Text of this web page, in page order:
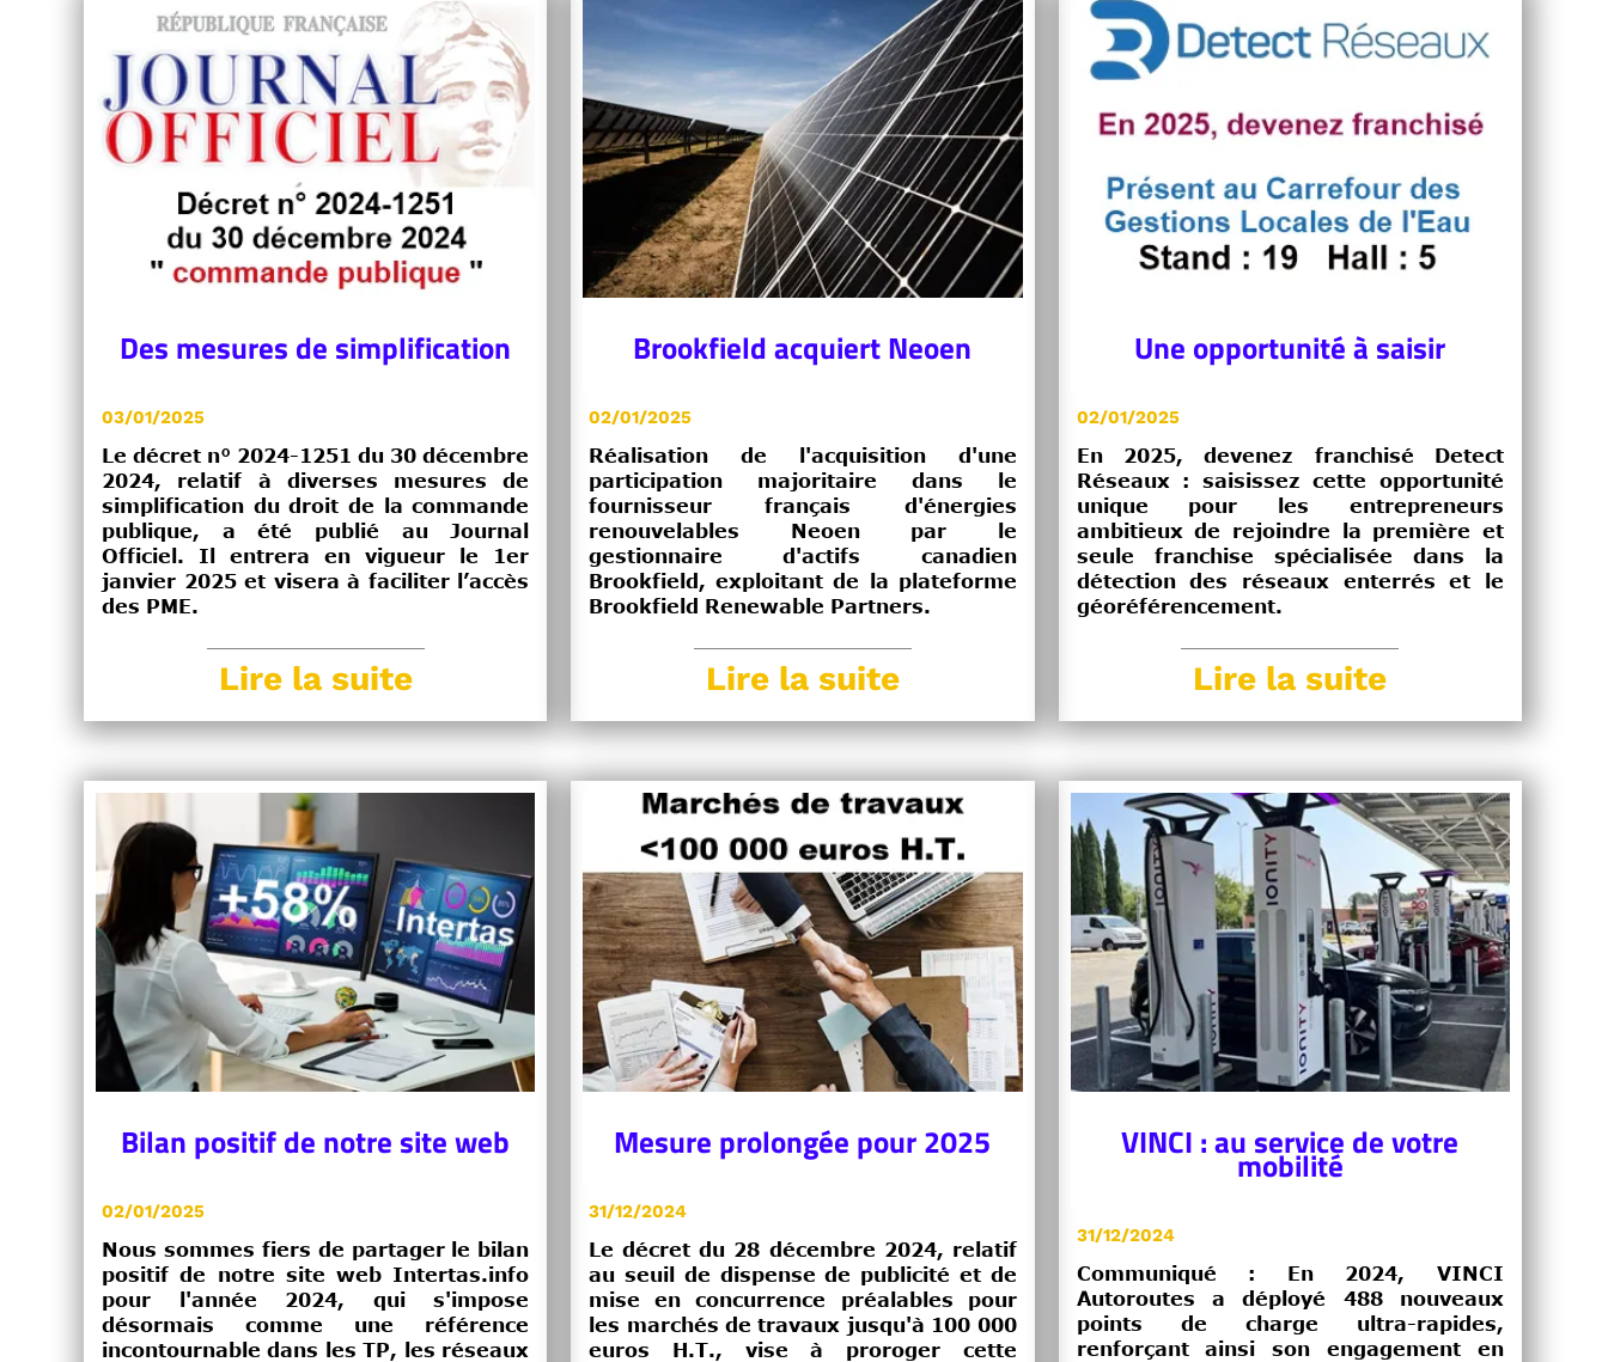
Des mesures de simplification
03/01/2025
Le décret n° 2024-1251 du 30 décembre
2024, relatif à diverses mesures de
simplification du droit de la commande
publique, a été publié au Journal
Officiel. Il entrera en vigueur le 1er
janvier 2025 et visera à faciliter l’accès
des PME.
Lire la suite
Brookfield acquiert Neoen
02/01/2025
Réalisation de l'acquisition d'une
participation majoritaire dans le
fournisseur français d'énergies
renouvelables Neoen par le
gestionnaire d'actifs canadien
Brookfield, exploitant de la plateforme
Brookfield Renewable Partners.
Lire la suite
Une opportunité à saisir
02/01/2025
En 2025, devenez franchisé Detect
Réseaux : saisissez cette opportunité
unique pour les entrepreneurs
ambitieux de rejoindre la première et
seule franchise spécialisée dans la
détection des réseaux enterrés et le
géoréférencement.
Lire la suite
Bilan positif de notre site web
02/01/2025
Nous sommes fiers de partager le bilan
positif de notre site web Intertas.info
pour l'année 2024, qui s'impose
désormais comme une référence
incontournable dans les TP, les réseaux
Mesure prolongée pour 2025
31/12/2024
Le décret du 28 décembre 2024, relatif
au seuil de dispense de publicité et de
mise en concurrence préalables pour
les marchés de travaux jusqu'à 100 000
euros H.T., vise à proroger cette
VINCI : au service de votre
mobilité
31/12/2024
Communiqué : En 2024, VINCI
Autoroutes a déployé 488 nouveaux
points de charge ultra-rapides,
renforçant ainsi son engagement en